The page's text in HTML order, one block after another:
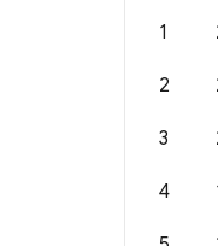
1
2
3
4